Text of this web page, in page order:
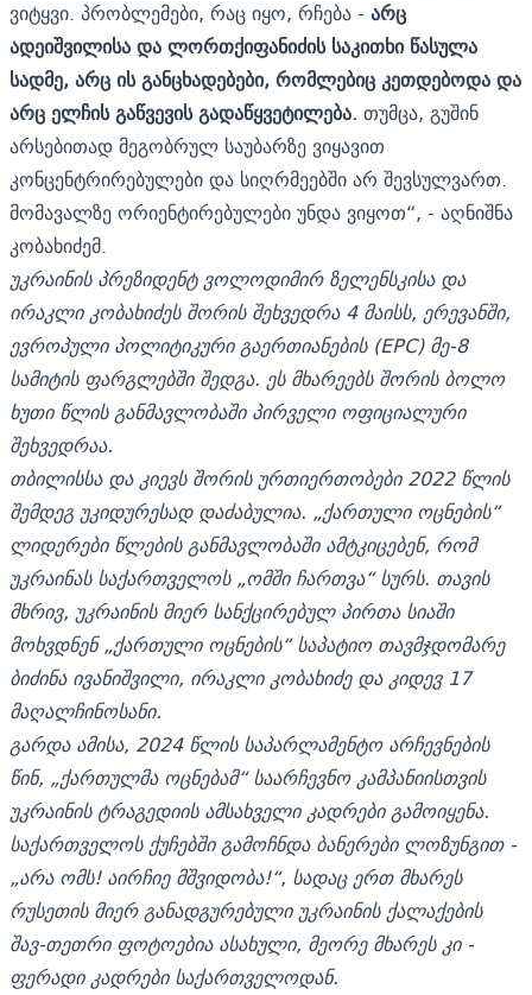
ვიტყვი. პრობლემები, რაც იყო, რჩება - არც
ადეიშვილისა და ლორთქიფანიძის საკითხი წასულა
სადმე, არც ის განცხადებები, რომლებიც კეთდებოდა და
არც ელჩის გაწვევის გადაწყვეტილება. თუმცა, გუშინ
არსებითად მეგობრულ საუბარზე ვიყავით
კონცენტრირებულები და სიღრმეებში არ შევსულვართ.
მომავალზე ორიენტირებულები უნდა ვიყოთ“, - აღნიშნა
კობახიძემ.
უკრაინის პრეზიდენტ ვოლოდიმირ ზელენსკისა და
ირაკლი კობახიძეს შორის შეხვედრა 4 მაისს, ერევანში,
ევროპული პოლიტიკური გაერთიანების (EPC) მე-8
სამიტის ფარგლებში შედგა. ეს მხარეებს შორის ბოლო
ხუთი წლის განმავლობაში პირველი ოფიციალური
შეხვედრაა.
თბილისსა და კიევს შორის ურთიერთობები 2022 წლის
შემდეგ უკიდურესად დაძაბულია. „ქართული ოცნების“
ლიდერები წლების განმავლობაში ამტკიცებენ, რომ
უკრაინას საქართველოს „ომში ჩართვა“ სურს. თავის
მხრივ, უკრაინის მიერ სანქცირებულ პირთა სიაში
მოხვდნენ „ქართული ოცნების“ საპატიო თავმჯდომარე
ბიძინა ივანიშვილი, ირაკლი კობახიძე და კიდევ 17
მაღალჩინოსანი.
გარდა ამისა, 2024 წლის საპარლამენტო არჩევნების
წინ, „ქართულმა ოცნებამ“ საარჩევნო კამპანიისთვის
უკრაინის ტრაგედიის ამსახველი კადრები გამოიყენა.
საქართველოს ქუჩებში გამოჩნდა ბანერები ლოზუნგით -
„არა ომს! აირჩიე მშვიდობა!“, სადაც ერთ მხარეს
რუსეთის მიერ განადგურებული უკრაინის ქალაქების
შავ-თეთრი ფოტოებია ასახული, მეორე მხარეს კი -
ფერადი კადრები საქართველოდან.